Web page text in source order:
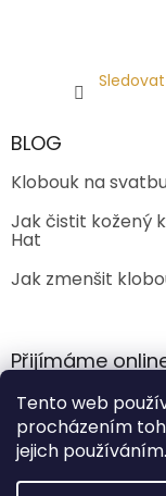
Tento web
procházením
jejich
BLOG
Klobouk na
Jak čistit kožený
Hat
Jak zmenšit
Přijímáme